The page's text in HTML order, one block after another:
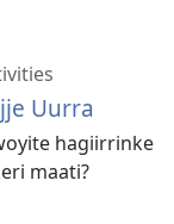
Uurra
hagiirrinke
maati?